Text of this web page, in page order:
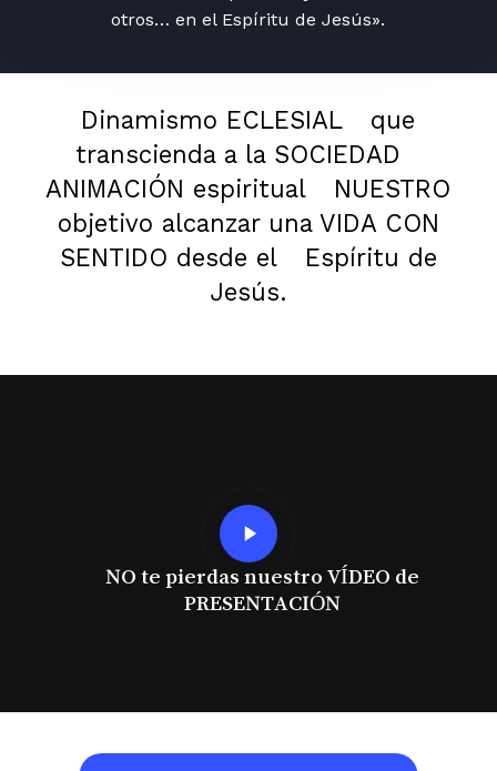
otros… en el Espíritu de Jesús».
Dinamismo ECLESIAL
que
transcienda a la SOCIEDAD
ANIMACIÓN espiritual
NUESTRO
objetivo alcanzar una VIDA CON
SENTIDO desde el
Espíritu de
Jesús.
Play
Video
NO te pierdas nuestro VÍDEO de
PRESENTACIÓN